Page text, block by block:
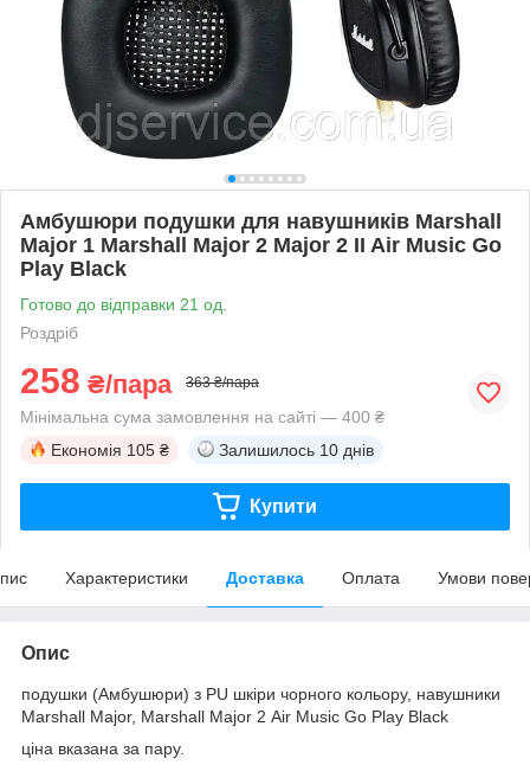
Амбушюри подушки для навушників Marshall
Major 1 Marshall Major 2 Major 2 II Air Music Go
Play Black
Готово до відправки 21 од.
Роздріб
258 ₴/пара 363 ₴/пара
Мінімальна сума замовлення на сайті — 400 ₴
Економія 105 ₴ Залишилось 10 днів
Купити
Характеристики Доставка Оплата Умови
Опис
подушки (Амбушюри) з PU шкіри чорного кольору, навушники
Marshall Major, Marshall Major 2 Air Music Go Play Black
ціна вказана за пару.